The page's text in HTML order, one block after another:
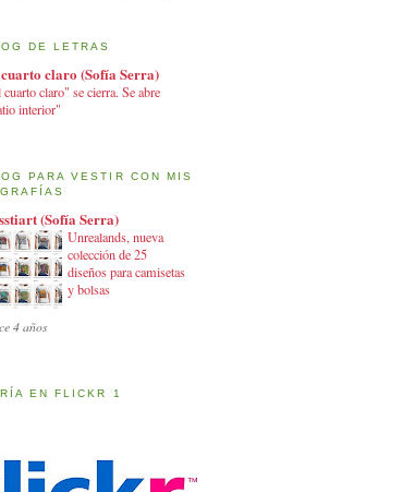
DE LETRAS
claro (Sofía Serra)
claro" se cierra. Se abre
interior"
PARA VESTIR CON MIS
(Sofía Serra)
Unrealands, nueva
colección de 25
diseños para camisetas
y bolsas
4 años
EN FLICKR 1